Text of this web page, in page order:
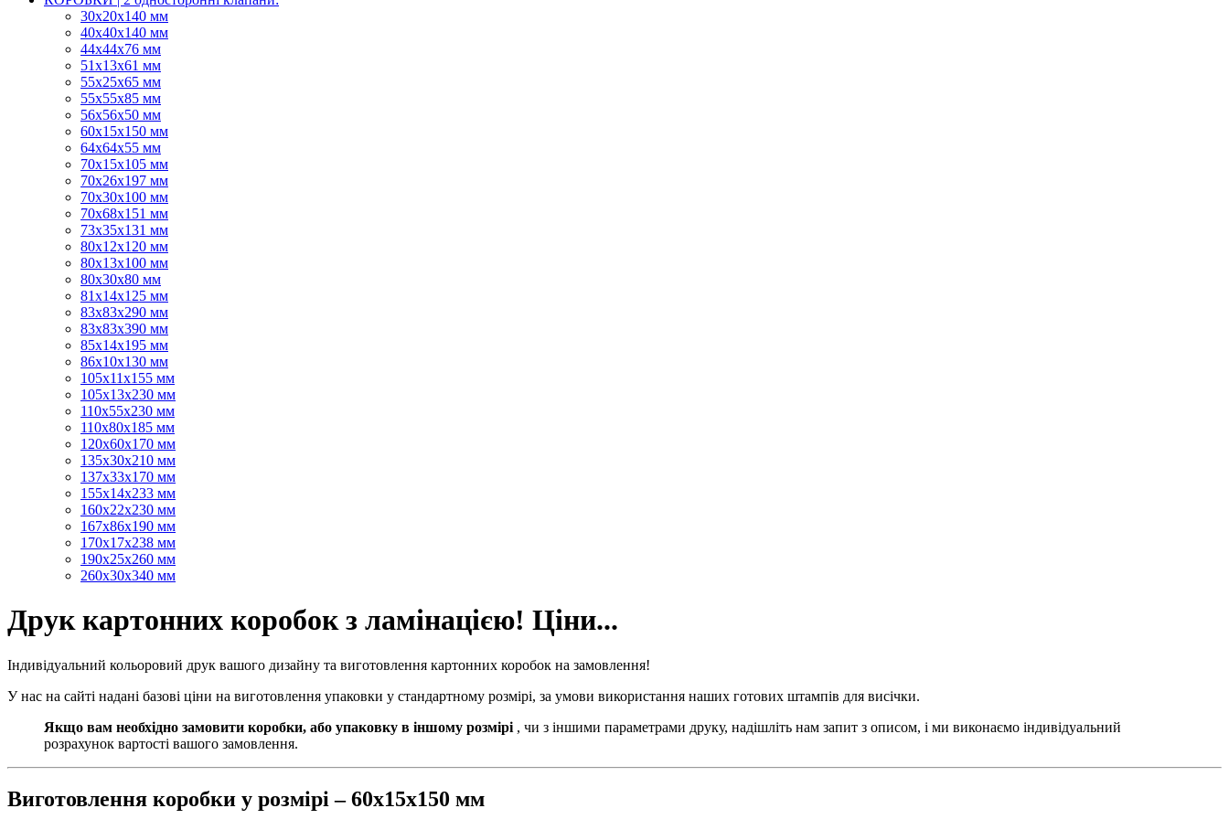
30x20x140 мм
40x40x140 мм
44х44х76 мм
51x13x61 мм
55х25х65 мм
55х55х85 мм
56х56х50 мм
60х15х150 мм
64х64х55 мм
70х15х105 мм
70х26х197 мм
70х30х100 мм
70х68х151 мм
73х35х131 мм
80х12х120 мм
80х13х100 мм
80х30х80 мм
81х14х125 мм
83х83х290 мм
83х83х390 мм
85х14х195 мм
86х10х130 мм
105х11х155 мм
105х13х230 мм
110х55х230 мм
110х80х185 мм
120х60х170 мм
135х30х210 мм
137х33х170 мм
155х14х233 мм
160х22х230 мм
167х86х190 мм
170х17х238 мм
190х25х260 мм
260х30х340 мм
Друк картонних коробок з ламінацією! Ціни...
Індивідуальний кольоровий друк вашого дизайну та виготовлення картонних коробок на замовлення!
У нас на сайті надані базові ціни на виготовлення упаковки у стандартному розмірі, за умови використання наших готових штампів для висічки.
Якщо вам необхідно замовити коробки, або упаковку в іншому розмірі , чи з іншими параметрами друку, надішліть нам запит з описом, і ми виконаємо індивідуальний
розрахунок вартості вашого замовлення.
Виготовлення коробки у розмірі – 60х15х150 мм